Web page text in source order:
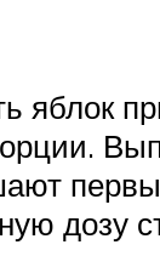
яблок
дозу